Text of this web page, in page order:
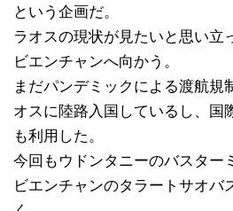
という企画だ。
ラオスの現状が見たいと思い立
ビエンチャンへ向かう。
まだパンデミックによる渡航規
オスに陸路入国しているし、国
も利用した。
今回もウドンタニーのバスター
ビエンチャンのタラートサオバ